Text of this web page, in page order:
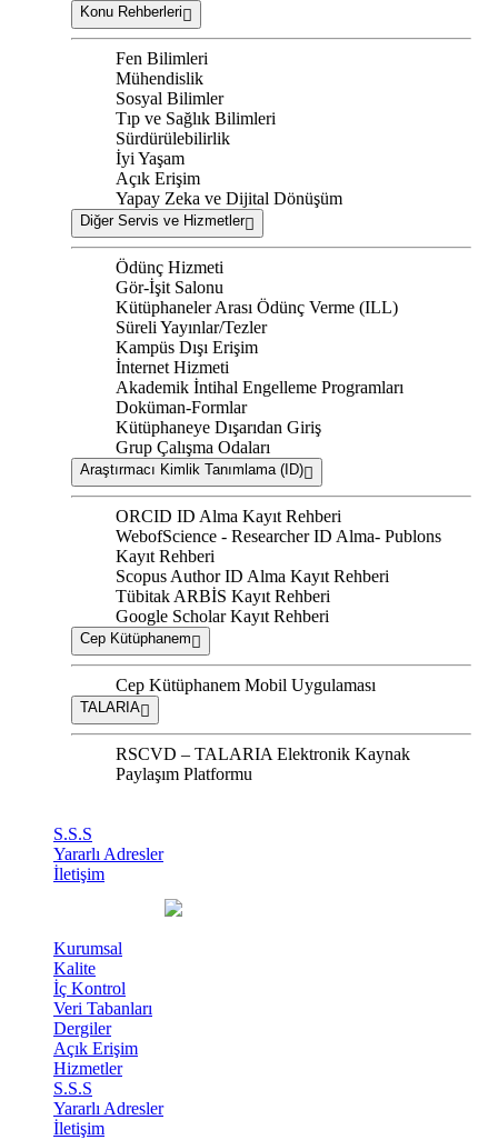
Konu Rehberleri
Fen Bilimleri
Mühendislik
Sosyal Bilimler
Tıp ve Sağlık Bilimleri
Sürdürülebilirlik
İyi Yaşam
Açık Erişim
Yapay Zeka ve Dijital Dönüşüm
Diğer Servis ve Hizmetler
Ödünç Hizmeti
Gör-İşit Salonu
Kütüphaneler Arası Ödünç Verme (ILL)
Süreli Yayınlar/Tezler
Kampüs Dışı Erişim
İnternet Hizmeti
Akademik İntihal Engelleme Programları
Doküman-Formlar
Kütüphaneye Dışarıdan Giriş
Grup Çalışma Odaları
Araştırmacı Kimlik Tanımlama (ID)
ORCID ID Alma Kayıt Rehberi
WebofScience - Researcher ID Alma- Publons
Kayıt Rehberi
Scopus Author ID Alma Kayıt Rehberi
Tübitak ARBİS Kayıt Rehberi
Google Scholar Kayıt Rehberi
Cep Kütüphanem
Cep Kütüphanem Mobil Uygulaması
TALARIA
RSCVD – TALARIA Elektronik Kaynak
Paylaşım Platformu
S.S.S
Yararlı Adresler
İletişim
Kurumsal
Kalite
İç Kontrol
Veri Tabanları
Dergiler
Açık Erişim
Hizmetler
S.S.S
Yararlı Adresler
İletişim